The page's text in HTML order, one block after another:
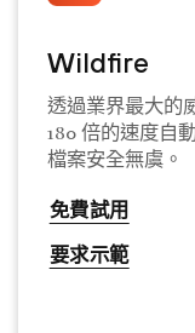
Wildfire
透過業界最大的
180 倍的速度自
檔案安全無虞。
免費試用
要求示範